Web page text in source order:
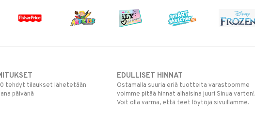
tehdyt tilaukset lähetetään
päivänä
EDULLISET HINNAT
Ostamalla suuria eriä tuotteita varastoomme
voimme pitää hinnat alhaisina juuri Sinua varten!
Voit olla varma, että teet löytöjä sivuillamme.